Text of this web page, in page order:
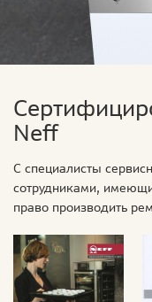
Neff
С специалисты
сотрудниками,
право производить